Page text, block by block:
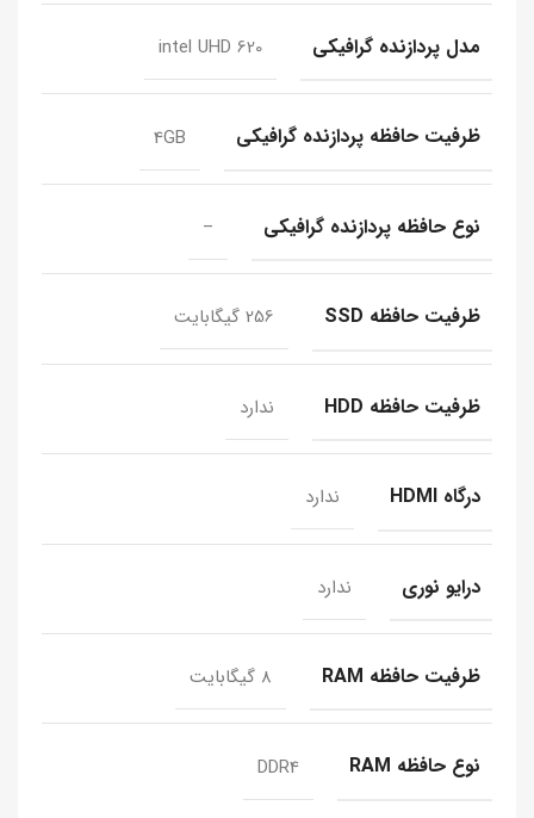
مدل پردازنده گرافیکی intel UHD 620
ظرفیت حافظه پردازنده گرافیکی 4GB
نوع حافظه پردازنده گرافیکی –
ظرفیت حافظه SSD 256 گیگابایت
ظرفیت حافظه HDD ندارد
درگاه HDMI ندارد
درایو نوری ندارد
ظرفیت حافظه RAM 8 گیگابایت
نوع حافظه RAM DDR4